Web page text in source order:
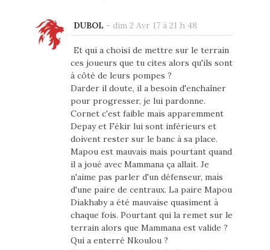
DUBOL - dim 2 Avr 17 à 21 h 48
Et qui a choisi de mettre sur le terrain
ces joueurs que tu cites alors qu'ils sont
à côté de leurs pompes ?
Darder il doute, il a besoin d'enchaîner
pour progresser, je lui pardonne.
Cornet c'est faible mais apparemment
Depay et Fékir lui sont inférieurs et
doivent rester sur le banc à sa place.
Mapou est mauvais mais pourtant quand
il a joué avec Mammana ça allait. Je
n'aime pas parler d'un défenseur, mais
d'une paire de centraux. La paire Mapou
Diakhaby a été mauvaise quasiment à
chaque fois. Pourtant qui la remet sur le
terrain alors que Mammana est valide ?
Qui a enterré Nkoulou ?